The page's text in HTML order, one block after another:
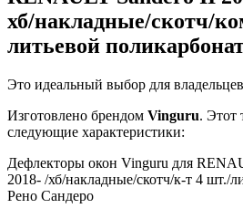
хб/накладные/скотч/
литьевой
Это идеальный выбор для владельцев
Изготовлено брендом Vinguru. Этот
следующие характеристики:
Дефлекторы окон Vinguru для
2018- /хб/накладные/скотч/к-т 4 шт./
Рено Сандеро